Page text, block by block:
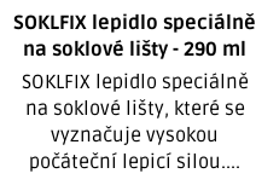
SOKLFIX lepidlo speciálně
na soklové lišty - 290 ml
SOKLFIX lepidlo speciálně
na soklové lišty, které se
vyznačuje vysokou
počáteční lepicí silou....